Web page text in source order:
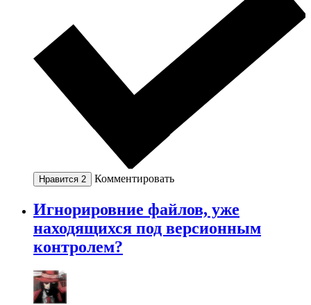
Нравится 2 Комментировать
Игнорировние файлов, уже
находящихся под версионным
контролем?